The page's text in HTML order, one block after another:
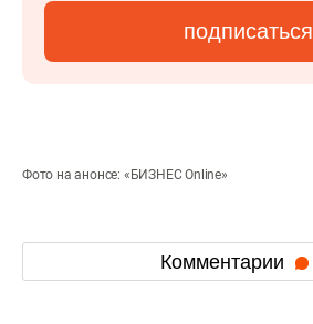
подписаться
Фото на анонсе: «БИЗНЕС Online»
Комментарии